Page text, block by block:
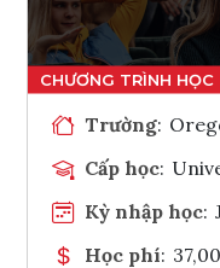
Trường:
Cấp học:
Kỳ nhập học:
Học phí: